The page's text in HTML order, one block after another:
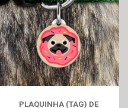
PLAQUINHA (TAG) DE